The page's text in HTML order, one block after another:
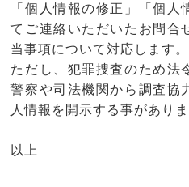
「個人情報の修正」「個
てご連絡いただいたお問合
当事項について対応します。
ただし、犯罪捜査のため法
警察や司法機関から調査協
人情報を開示する事があり
以上